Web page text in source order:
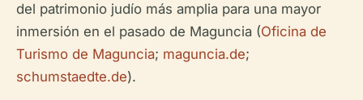
del patrimonio judío más amplia para una mayor
inmersión en el pasado de Maguncia (Oficina de
Turismo de Maguncia; maguncia.de;
schumstaedte.de).